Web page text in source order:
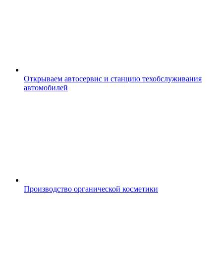
Открываем автосервис и станцию техобслуживания
автомобилей
Производство органической косметики